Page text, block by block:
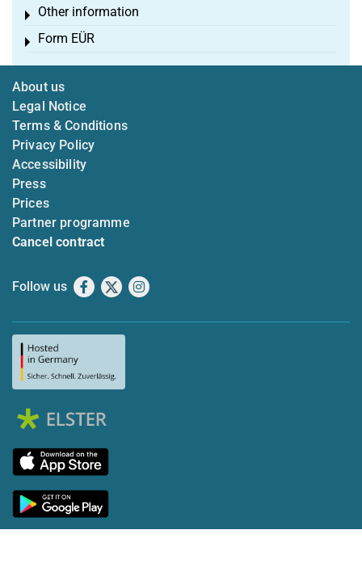
Other information
Toggle menu
Form EÜR
Toggle menu
About us
Legal Notice
Terms & Conditions
Privacy Policy
Accessibility
Press
Prices
Partner programme
Cancel contract
Follow us Facebook
X Instagram